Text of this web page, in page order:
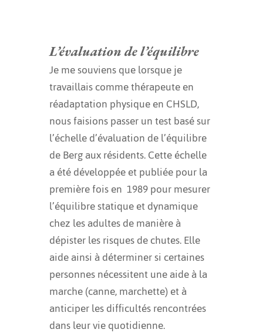
L’évaluation de l’équilibre
Je me souviens que lorsque je
travaillais comme thérapeute en
réadaptation physique en CHSLD,
nous faisions passer un test basé sur
l’échelle d’évaluation de l’équilibre
de Berg aux résidents. Cette échelle
a été développée et publiée pour la
première fois en 1989 pour mesurer
l’équilibre statique et dynamique
chez les adultes de manière à
dépister les risques de chutes. Elle
aide ainsi à déterminer si certaines
personnes nécessitent une aide à la
marche (canne, marchette) et à
anticiper les difficultés rencontrées
dans leur vie quotidienne.